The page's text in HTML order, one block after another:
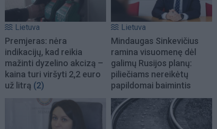
Lietuva
Premjeras: nėra
indikacijų, kad reikia
mažinti dyzelino akcizą –
kaina turi viršyti 2,2 euro
už litrą (2)
Lietuva
Mindaugas Sinkevičius
ramina visuomenę dėl
galimų Rusijos planų:
piliečiams nereikėtų
papildomai baimintis